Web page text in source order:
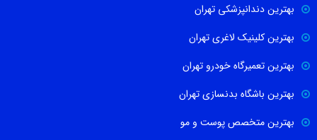
بهترین دندانپزشکی تهران
بهترین کلینیک لاغری تهران
بهترین تعمیرگاه خودرو تهران
بهترین باشگاه بدنسازی تهران
بهترین متخصص پوست و مو